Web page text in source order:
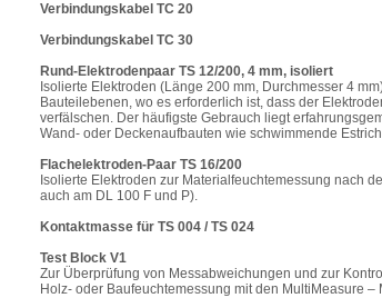
Verbindungskabel TC 20
Verbindungskabel TC 30
Rund-Elektrodenpaar TS 12/200, 4 mm, isoliert
Isolierte Elektroden (Länge 200 mm, Durchmesser 4
Bauteilebenen, wo es erforderlich ist, dass der
verfälschen. Der häufigste Gebrauch liegt
Wand- oder Deckenaufbauten wie schwimmende
Flachelektroden-Paar TS 16/200
Isolierte Elektroden zur Materialfeuchtemessung nach
auch am DL 100 F und P).
Kontaktmasse für TS 004 / TS 024
Test Block V1
Zur Überprüfung von Messabweichungen und zur
Holz- oder Baufeuchtemessung mit den MultiMeasure